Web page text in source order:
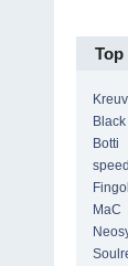
Top
Botti
MaC